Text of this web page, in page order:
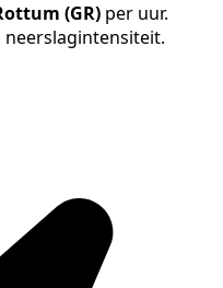
(GR) per uur.
neerslagintensiteit.